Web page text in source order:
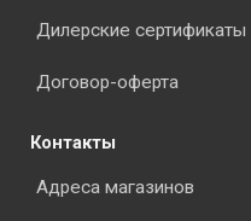
Дилерские сертификаты
Договор-оферта
Контакты
Адреса магазинов